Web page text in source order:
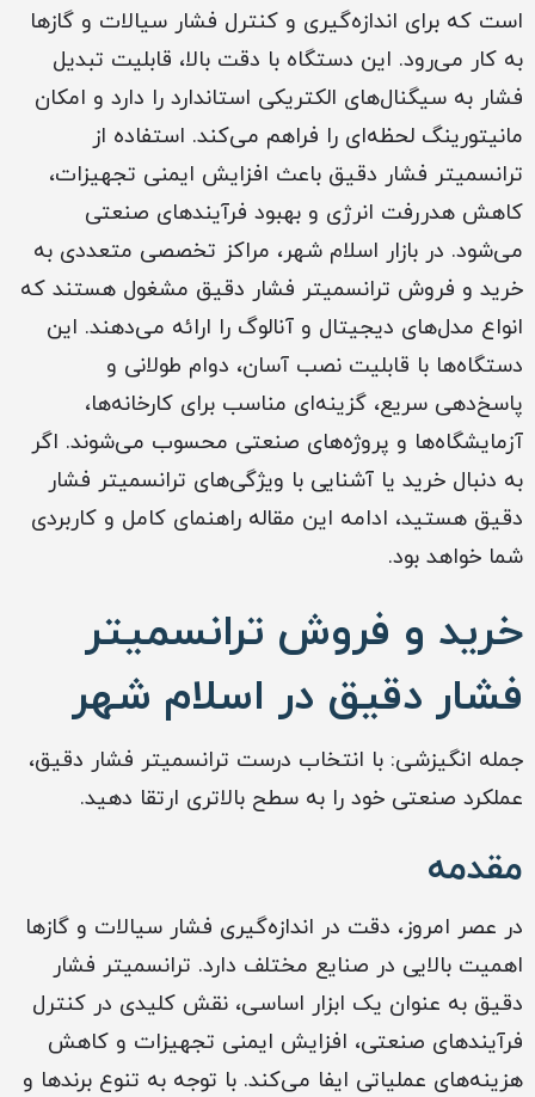
است که برای اندازه‌گیری و کنترل فشار سیالات و گازها
به کار می‌رود. این دستگاه با دقت بالا، قابلیت تبدیل
فشار به سیگنال‌های الکتریکی استاندارد را دارد و امکان
مانیتورینگ لحظه‌ای را فراهم می‌کند. استفاده از
ترانسمیتر فشار دقیق باعث افزایش ایمنی تجهیزات،
کاهش هدررفت انرژی و بهبود فرآیندهای صنعتی
می‌شود. در بازار اسلام شهر، مراکز تخصصی متعددی به
خرید و فروش ترانسمیتر فشار دقیق مشغول هستند که
انواع مدل‌های دیجیتال و آنالوگ را ارائه می‌دهند. این
دستگاه‌ها با قابلیت نصب آسان، دوام طولانی و
پاسخ‌دهی سریع، گزینه‌ای مناسب برای کارخانه‌ها،
آزمایشگاه‌ها و پروژه‌های صنعتی محسوب می‌شوند. اگر
به دنبال خرید یا آشنایی با ویژگی‌های ترانسمیتر فشار
دقیق هستید، ادامه این مقاله راهنمای کامل و کاربردی
شما خواهد بود.
خرید و فروش ترانسمیتر
فشار دقیق در اسلام شهر
جمله انگیزشی: با انتخاب درست ترانسمیتر فشار دقیق،
عملکرد صنعتی خود را به سطح بالاتری ارتقا دهید.
مقدمه
در عصر امروز، دقت در اندازه‌گیری فشار سیالات و گازها
اهمیت بالایی در صنایع مختلف دارد. ترانسمیتر فشار
دقیق به عنوان یک ابزار اساسی، نقش کلیدی در کنترل
فرآیندهای صنعتی، افزایش ایمنی تجهیزات و کاهش
هزینه‌های عملیاتی ایفا می‌کند. با توجه به تنوع برندها و